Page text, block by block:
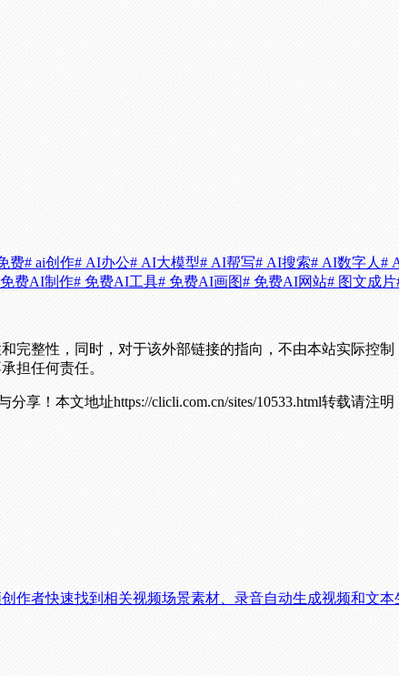
费# ai创作# AI办公# AI大模型# AI帮写# AI搜索# AI数字人#
费AI制作# 免费AI工具# 免费AI画图# 免费AI网站# 图文成片
完整性，同时，对于该外部链接的指向，不由本站实际控
担任何责任。
分享！ 本文地址https://clicli.com.cn/sites/10533.html转载请注明
作者快速找到相关视频场景素材、录音自动生成视频和文